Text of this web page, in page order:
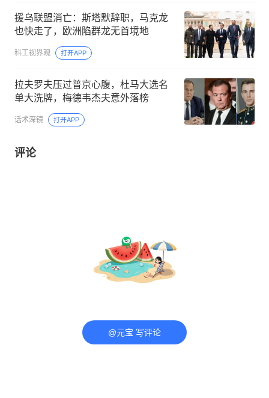
援乌联盟消亡：斯塔默辞职，马克龙
也快走了，欧洲陷群龙无首境地
科工视界观 打开APP
拉夫罗夫压过普京心腹，杜马大选名
单大洗牌，梅德韦杰夫意外落榜
话术深镜 打开APP
评论
@元宝 写评论